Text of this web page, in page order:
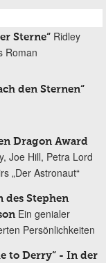
Sterne“ Ridley
Roman
den Sternen“
Dragon Award
Joe Hill, Petra Lord
„Der Astronaut“
des Stephen
Ein genialer
Persönlichkeiten
to Derry“ - In der